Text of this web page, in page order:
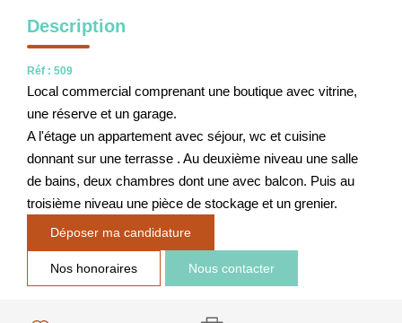
Description
Réf : 509
Local commercial comprenant une boutique avec vitrine,
une réserve et un garage.
A l'étage un appartement avec séjour, wc et cuisine
donnant sur une terrasse . Au deuxième niveau une salle
de bains, deux chambres dont une avec balcon. Puis au
troisième niveau une pièce de stockage et un grenier.
Déposer ma candidature
Nos honoraires Nous contacter